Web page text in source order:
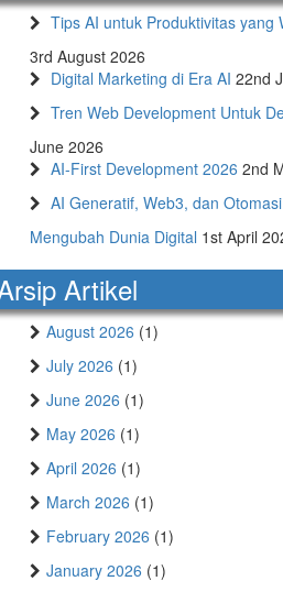
Tips AI untuk Produktivitas yang
3rd August 2026
Digital Marketing di Era AI 22nd
Tren Web Development Untuk
June 2026
AI-First Development 2026 2nd
AI Generatif, Web3, dan
Mengubah Dunia Digital 1st April
Artikel
August 2026 (1)
July 2026 (1)
June 2026 (1)
May 2026 (1)
April 2026 (1)
March 2026 (1)
February 2026 (1)
January 2026 (1)